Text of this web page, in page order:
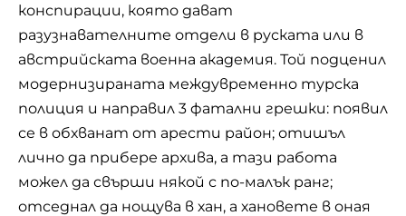
конспирации, която дават
разузнавателните отдели в руската или в
австрийската военна академия. Той подценил
модернизираната междувременно турска
полиция и направил 3 фатални грешки: появил
се в обхванат от арести район; отишъл
лично да прибере архива, а тази работа
можел да свърши някой с по-малък ранг;
отседнал да нощува в хан, а хановете в оная